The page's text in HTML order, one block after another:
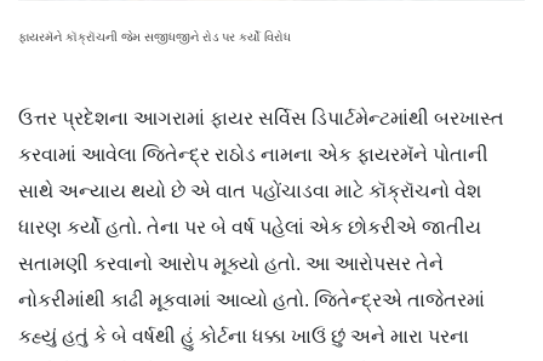
ફાયરમૅને કૉક્રૉચની જેમ સજીધજીને રોડ પર કર્યો વિરોધ
ઉત્તર પ્રદેશના આગરામાં ફાયર સર્વિસ ડિપાર્ટમેન્ટમાંથી બરખાસ્ત
કરવામાં આવેલા જિતેન્દ્ર રાઠોડ નામના એક ફાયરમૅને પોતાની
સાથે અન્યાય થયો છે એ વાત પહોંચાડવા માટે કૉક્રૉચનો વેશ
ધારણ કર્યો હતો. તેના પર બે વર્ષ પહેલાં એક છોકરીએ જાતીય
સતામણી કરવાનો આરોપ મૂક્યો હતો. આ આરોપસર તેને
નોકરીમાંથી કાઢી મૂકવામાં આવ્યો હતો. જિતેન્દ્રએ તાજેતરમાં
કહ્યું હતું કે બે વર્ષથી હું કોર્ટના ધક્કા ખાઉં છું અને મારા પરના